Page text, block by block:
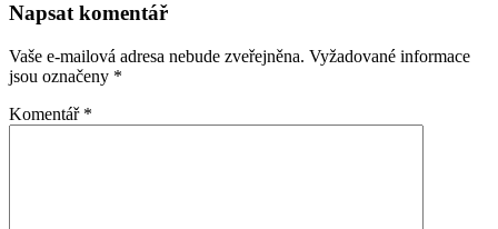
Napsat komentář
Vaše e-mailová adresa nebude zveřejněna. Vyžadované informace
jsou označeny *
Komentář *